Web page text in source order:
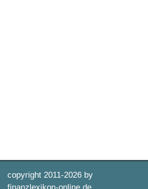
copyright 2011-2026 by